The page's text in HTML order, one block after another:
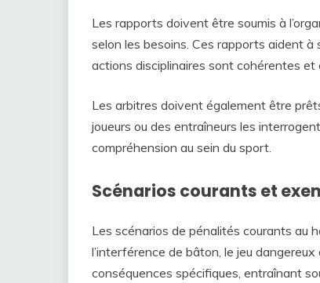
Les rapports doivent être soumis à
selon les besoins. Ces rapports aident
actions disciplinaires sont cohérentes et
Les arbitres doivent également être
joueurs ou des entraîneurs les
compréhension au sein du sport.
Scénarios courants et
Les scénarios de pénalités courants au
l’interférence de bâton, le jeu
conséquences spécifiques, entraînant